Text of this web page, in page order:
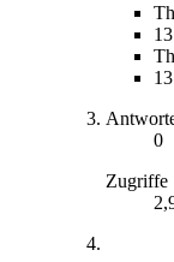
0
Zugriffe